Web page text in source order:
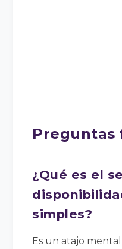
Preguntas
¿Qué es el
simples?
Es un atajo